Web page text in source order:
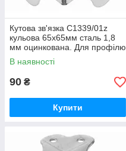
Кутова зв'язка C1339/01z
кульова 65х65мм сталь 1,8
мм оцинкована. Для профілю
з полицею 30х30, 35х35мм.
Є
В наявності
90 ₴
Купити